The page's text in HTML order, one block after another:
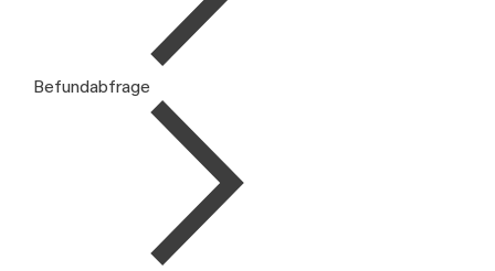
Befundabfrage